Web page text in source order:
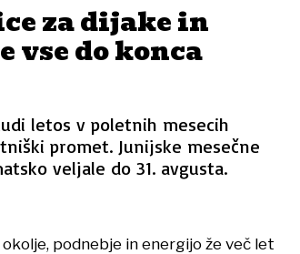
za dijake in
vse do konca
letos v poletnih mesecih
promet. Junijske mesečne
veljale do 31. avgusta.
podnebje in energijo že več let